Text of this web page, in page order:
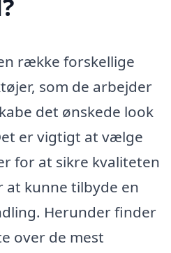
række forskellige
som de arbejder
det ønskede look
er vigtigt at vælge
for at sikre kvaliteten
at kunne tilbyde en
Herunder finder
over de mest